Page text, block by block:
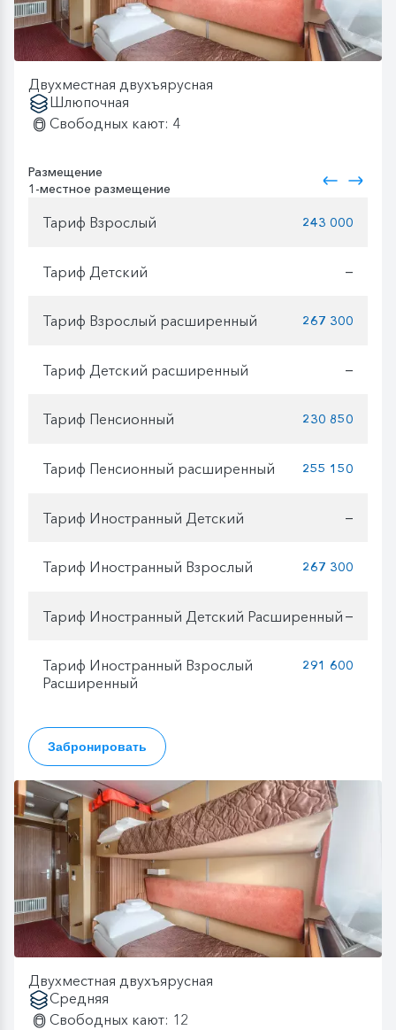
Двухместная двухъярусная
Шлюпочная
Свободных кают: 4
Размещение
1-местное размещение
Тариф Взрослый 243 000
Тариф Детский —
Тариф Взрослый расширенный 267 300
Тариф Детский расширенный —
Тариф Пенсионный 230 850
Тариф Пенсионный расширенный 255 150
Тариф Иностранный Детский —
Тариф Иностранный Взрослый 267 300
Тариф Иностранный Детский Расширенный —
Тариф Иностранный Взрослый
Расширенный
291 600
Забронировать
Двухместная двухъярусная
Средняя
Свободных кают: 12